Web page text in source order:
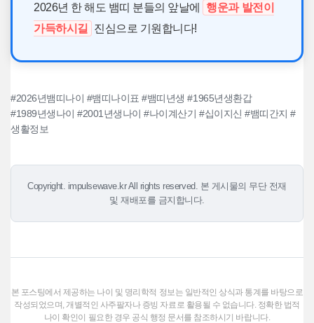
2026년 한 해도 뱀띠 분들의 앞날에
행운과 발전이
가득하시길
진심으로 기원합니다!
#2026년뱀띠나이 #뱀띠나이표 #뱀띠년생 #1965년생환갑
#1989년생나이 #2001년생나이 #나이계산기 #십이지신 #뱀띠간지 #
생활정보
Copyright. impulsewave.kr All rights reserved. 본 게시물의 무단 전재
및 재배포를 금지합니다.
본 포스팅에서 제공하는 나이 및 명리학적 정보는 일반적인 상식과 통계를 바탕으로
작성되었으며, 개별적인 사주팔자나 증빙 자료로 활용될 수 없습니다. 정확한 법적
나이 확인이 필요한 경우 공식 행정 문서를 참조하시기 바랍니다.